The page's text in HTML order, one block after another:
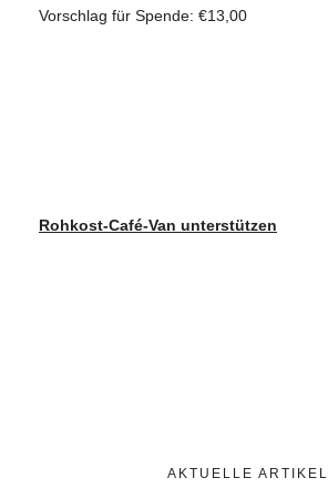
Vorschlag für Spende: €13,00
Rohkost-Café-Van unterstützen
AKTUELLE ARTIKEL